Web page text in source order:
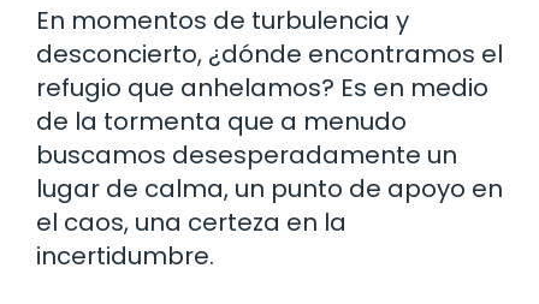
En momentos de turbulencia y
desconcierto, ¿dónde encontramos el
refugio que anhelamos? Es en medio
de la tormenta que a menudo
buscamos desesperadamente un
lugar de calma, un punto de apoyo en
el caos, una certeza en la
incertidumbre.